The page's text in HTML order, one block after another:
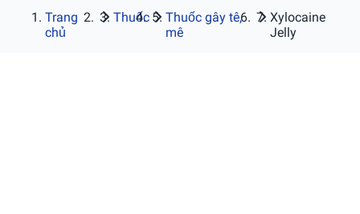
Trang
chủ
Thuốc
Thuốc gây tê,
mê
Xylocaine
Jelly